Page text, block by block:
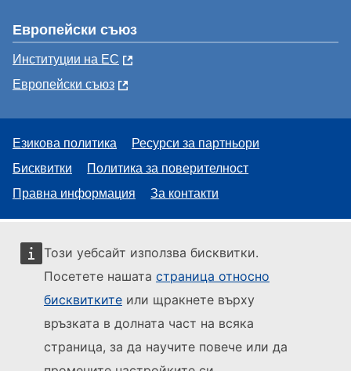
Този уебсайт използва бисквитки.
Посетете нашата страница относно
бисквитките или щракнете върху
връзката в долната част на всяка
страница, за да научите повече или да
Европейски съюз
Институции на ЕС
Европейски съюз
Езикова политика
Ресурси за партньори
Бисквитки
Политика за поверителност
Правна информация
За контакти